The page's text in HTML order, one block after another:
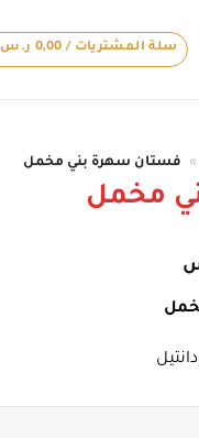
سلة المشتريات / 0,00 ر.س
» فستان سهرة بني مخمل
مخمل